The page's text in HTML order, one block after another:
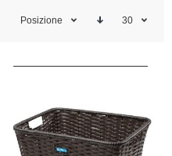
Posizione 30